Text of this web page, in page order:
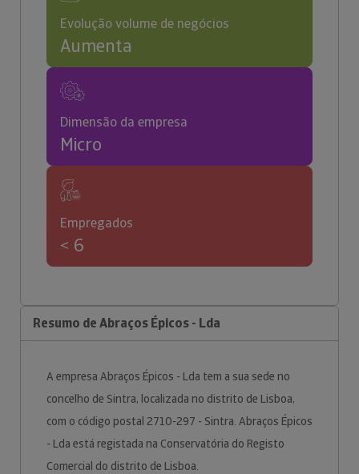
Evolução volume de negócios
Aumenta
Dimensão da empresa
Micro
Empregados
< 6
Resumo de Abraços Épicos - Lda
A empresa Abraços Épicos - Lda tem a sua sede no
concelho de Sintra, localizada no distrito de Lisboa,
com o código postal 2710-297 - Sintra. Abraços Épicos
- Lda está registada na Conservatória do Registo
Comercial do distrito de Lisboa.